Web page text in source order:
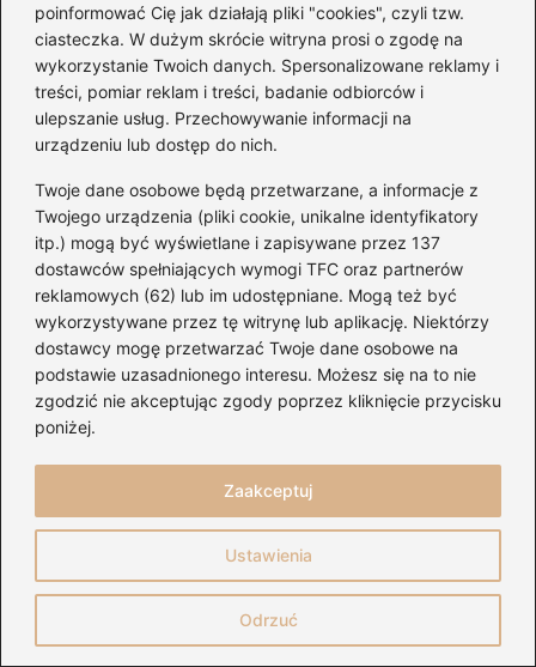
poinformować Cię jak działają pliki "cookies", czyli tzw.
ciasteczka. W dużym skrócie witryna prosi o zgodę na
wykorzystanie Twoich danych. Spersonalizowane reklamy i
treści, pomiar reklam i treści, badanie odbiorców i
ulepszanie usług. Przechowywanie informacji na
urządzeniu lub dostęp do nich.
Twoje dane osobowe będą przetwarzane, a informacje z
Twojego urządzenia (pliki cookie, unikalne identyfikatory
itp.) mogą być wyświetlane i zapisywane przez 137
dostawców spełniających wymogi TFC oraz partnerów
reklamowych (62) lub im udostępniane. Mogą też być
wykorzystywane przez tę witrynę lub aplikację. Niektórzy
dostawcy mogę przetwarzać Twoje dane osobowe na
podstawie uzasadnionego interesu. Możesz się na to nie
zgodzić nie akceptując zgody poprzez kliknięcie przycisku
poniżej.
Ustawienia
Odrzuć
Zaakceptuj
Tidal czy Spotify: lepsza jakość dźwięku
i funkcje
2026-07-31